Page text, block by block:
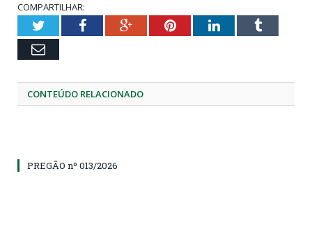
COMPARTILHAR:
TwitterFacebookGoogle+PinterestLinkedInTumblr
Email
CONTEÚDO RELACIONADO
PREGÃO nº 013/2026